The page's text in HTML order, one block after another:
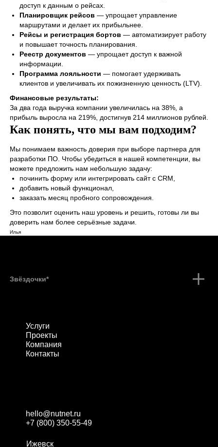
доступ к данным о рейсах.
Планировщик рейсов — упрощает управление
маршрутами и делает их прибыльнее.
Рейсы и регистрация бортов — автоматизирует работу
и повышает точность планирования.
Реестр документов — упрощает доступ к важной
информации.
Программа лояльности — помогает удерживать
клиентов и увеличивать их пожизненную ценность (LTV).
Финансовые результаты:
За два года выручка компании увеличилась на 38%, а
прибыль выросла на 219%, достигнув 214 миллионов рублей.
Как понять, что мы вам подходим?
Мы понимаем важность доверия при выборе партнера для
разработки ПО. Чтобы убедиться в нашей компетенции, вы
можете предложить нам небольшую задачу:
починить форму или интегрировать сайт с CRM,
добавить новый функционал,
заказать месяц пробного сопровождения.
Это позволит оценить наш уровень и решить, готовы ли вы
доверить нам более серьёзные задачи.
Илья
Звёздочки*
Услуги
Проекты
Компания
Контакты
Ижевск
hello@nutnet.ru
+7 (800) 350-55-49